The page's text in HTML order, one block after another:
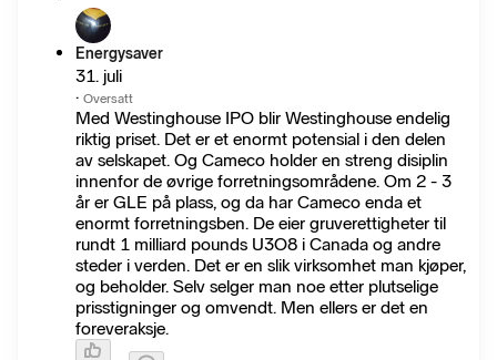
Energysaver
31. juli
· Oversatt
Med Westinghouse IPO blir Westinghouse endelig
riktig priset. Det er et enormt potensial i den delen
av selskapet. Og Cameco holder en streng disiplin
innenfor de øvrige forretningsområdene. Om 2 - 3
år er GLE på plass, og da har Cameco enda et
enormt forretningsben. De eier gruverettigheter til
rundt 1 milliard pounds U3O8 i Canada og andre
steder i verden. Det er en slik virksomhet man kjøper,
og beholder. Selv selger man noe etter plutselige
prisstigninger og omvendt. Men ellers er det en
foreveraksje.